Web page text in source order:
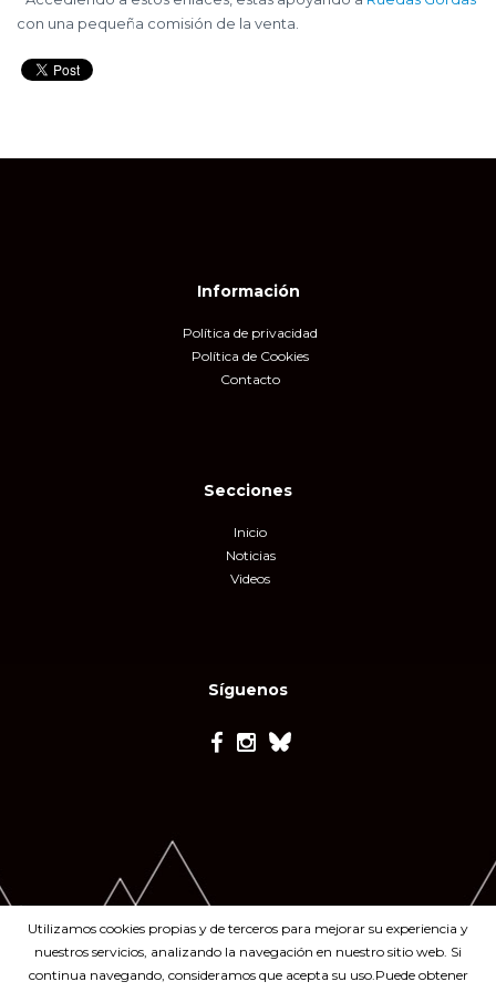
Utilizamos cookies propias y de terceros para mejorar su experiencia y
nuestros servicios, analizando la navegación en nuestro sitio web. Si
continua navegando, consideramos que acepta su uso.Puede obtener
con una pequeña comisión de la venta.
Información
Política de privacidad
Política de Cookies
Contacto
Síguenos
Secciones
Inicio
Noticias
Videos